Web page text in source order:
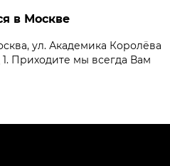
в Москве
ул. Академика Королёва
1. Приходите мы всегда Вам